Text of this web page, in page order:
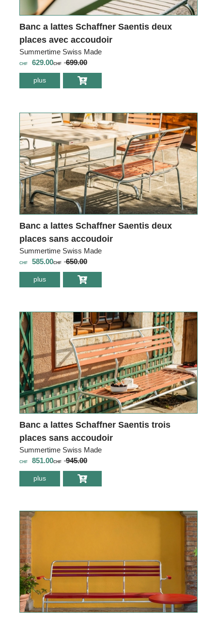
Banc a lattes Schaffner Saentis deux
places avec accoudoir
Summertime Swiss Made
CHF 629.00CHF 699.00
plus environ Banc a
lattes Schaffner
accoudoir
Banc a lattes Schaffner Saentis deux
places sans accoudoir
Summertime Swiss Made
CHF 585.00CHF 650.00
plus environ Banc a
lattes Schaffner
accoudoir
Banc a lattes Schaffner Saentis trois
places sans accoudoir
Summertime Swiss Made
CHF 851.00CHF 945.00
plus environ Banc a
lattes Schaffner